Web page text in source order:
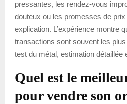
pressantes, les rendez-vous
douteux ou les promesses de prix
explication. L’expérience montre
transactions sont souvent les
test du métal, estimation détaillée
Quel est le
pour vendre son